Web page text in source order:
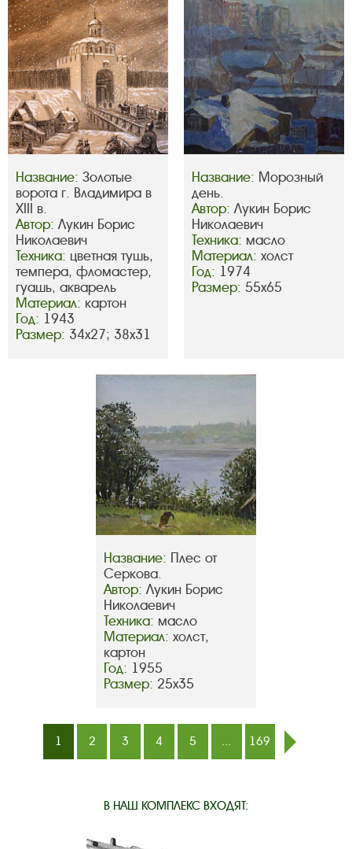
Название: Золотые
ворота г. Владимира в
XIII в.
Автор: Лукин Борис
Николаевич
Техника: цветная тушь,
темпера, фломастер,
гуашь, акварель
Материал: картон
Год: 1943
Размер: 34х27; 38х31
Название: Морозный
день.
Автор: Лукин Борис
Николаевич
Техника: масло
Материал: холст
Год: 1974
Размер: 55х65
Название: Плес от
Серкова.
Автор: Лукин Борис
Николаевич
Техника: масло
Материал: холст,
картон
Год: 1955
Размер: 25х35
1 2 3 4 5 ...
169
В НАШ КОМПЛЕКС ВХОДЯТ: